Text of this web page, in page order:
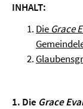
INHALT:
Die Grace
1. Die Grace